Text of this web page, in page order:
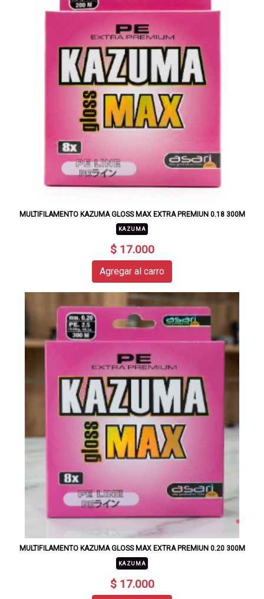
MULTIFILAMENTO KAZUMA GLOSS MAX EXTRA PREMIUN 0.18 300M
KAZUMA
$ 17.000
Agregar al carro
MULTIFILAMENTO KAZUMA GLOSS MAX EXTRA PREMIUN 0.20 300M
KAZUMA
$ 17.000